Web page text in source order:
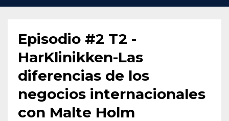
Episodio #2 T2 -
HarKlinikken-Las
diferencias de los
negocios internacionales
con Malte Holm